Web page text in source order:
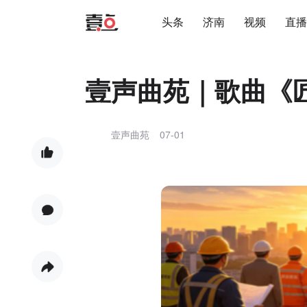
头条 济南 视频 直播
壹声曲苑｜歌曲《
壹声曲苑 07-01